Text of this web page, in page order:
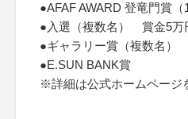
●AFAF AWARD 登竜門賞
●入選（複数名） 賞金5万
●ギャラリー賞（複数名）
●E.SUN BANK賞
※詳細は公式ホームページ